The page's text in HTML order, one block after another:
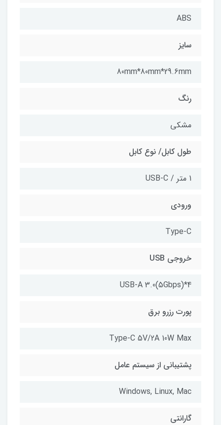
ABS
سایز
80mm*80mm*29.6mm
رنگ
مشکی
طول کابل/ نوع کابل
1 متر / USB-C
ورودی
Type-C
خروجی USB
USB-A 3.0(5Gbps)*4
پورت رزرو برق
Type-C 5V/2A 10W Max
پشتیبانی از سیستم عامل
Windows, Linux, Mac
گارانتی